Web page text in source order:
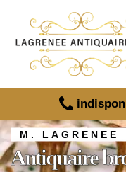
M. LAGRENEE
Antiquaire